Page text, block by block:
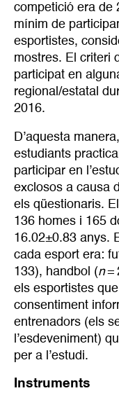
competició era de
mínim de
esportistes,
mostres. El criteri
participat en
regional/estatal
2016.
D’aquesta
estudiants
participar en
exclosos a causa
els qüestionaris.
136 homes i 165
16.02±0.83 anys.
cada esport era:
133), handbol (n=
els esportistes
consentiment
entrenadors (els
l’esdeveniment)
per a l’estudi.
Instruments